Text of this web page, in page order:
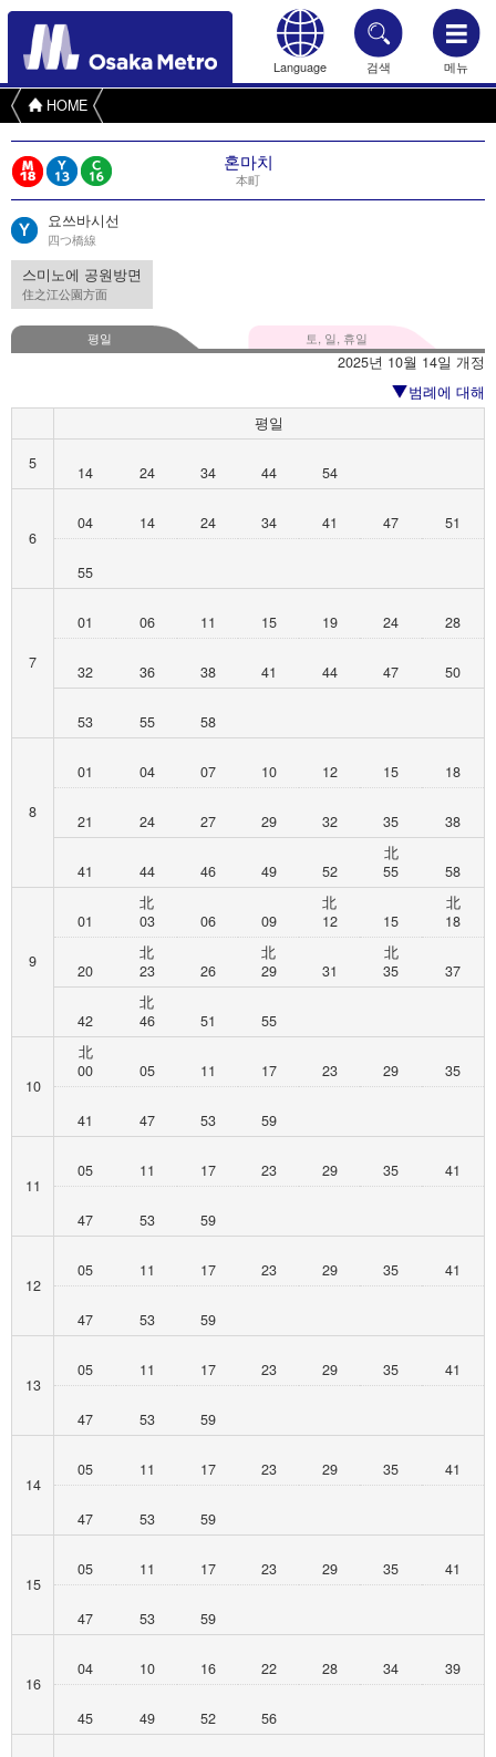
Language 검색 메뉴
HOME
혼마치
本町
요쓰바시선
四つ橋線
스미노에 공원방면
住之江公園方面
평일 토, 일, 휴일
2025년 10월 14일 개정
범례에 대해
평일
5
14 24 34 44 54
6
04 14 24 34 41 47 51
55
7
01 06 11 15 19 24 28
32 36 38 41 44 47 50
53 55 58
8
01 04 07 10 12 15 18
21 24 27 29 32 35 38
41 44 46 49 52
北
55
58
9
01
北
03
06 09
北
12
15
北
18
20
北
23
26
北
29
31
北
35
37
42
北
46
51 55
10
北
00
05 11 17 23 29 35
41 47 53 59
11
05 11 17 23 29 35 41
47 53 59
12
05 11 17 23 29 35 41
47 53 59
13
05 11 17 23 29 35 41
47 53 59
14
05 11 17 23 29 35 41
47 53 59
15
05 11 17 23 29 35 41
47 53 59
16
04 10 16 22 28 34 39
45 49 52 56